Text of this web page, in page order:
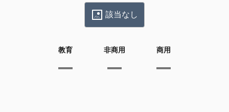
該当なし
教育 非商用 商用